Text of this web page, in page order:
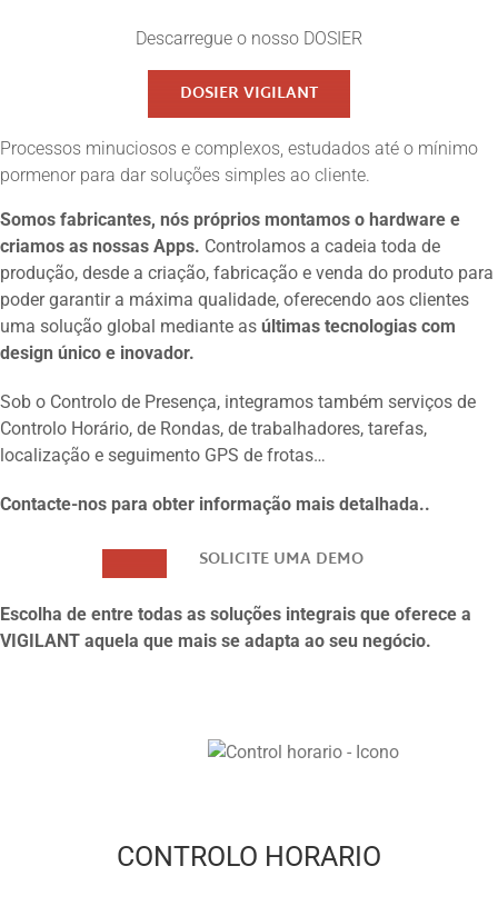
Descarregue o nosso DOSIER
DOSIER VIGILANT
Processos minuciosos e complexos, estudados até o mínimo
pormenor para dar soluções simples ao cliente.
Somos fabricantes, nós próprios montamos o hardware e
criamos as nossas Apps. Controlamos a cadeia toda de
produção, desde a criação, fabricação e venda do produto para
poder garantir a máxima qualidade, oferecendo aos clientes
uma solução global mediante as últimas tecnologias com
design único e inovador.
Sob o Controlo de Presença, integramos também serviços de
Controlo Horário, de Rondas, de trabalhadores, tarefas,
localização e seguimento GPS de frotas…
Contacte-nospara obter informação mais detalhada..
SOLICITE UMA DEMO
Escolha de entre todas as soluções integrais que oferece a
VIGILANT aquela que mais se adapta ao seu negócio.
CONTROLO HORARIO